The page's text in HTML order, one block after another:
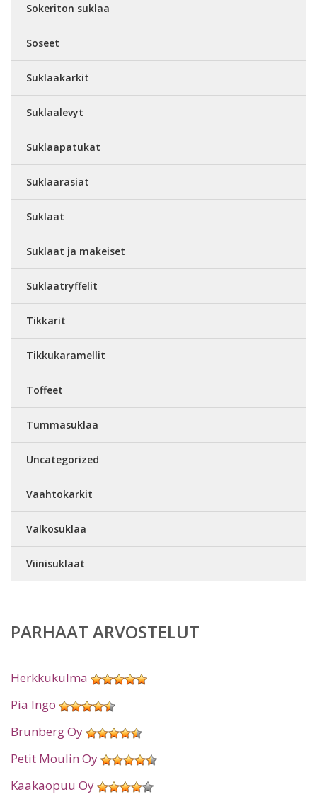
Sokeriton suklaa
Soseet
Suklaakarkit
Suklaalevyt
Suklaapatukat
Suklaarasiat
Suklaat
Suklaat ja makeiset
Suklaatryffelit
Tikkarit
Tikkukaramellit
Toffeet
Tummasuklaa
Uncategorized
Vaahtokarkit
Valkosuklaa
Viinisuklaat
PARHAAT ARVOSTELUT
Herkkukulma
Pia Ingo
Brunberg Oy
Petit Moulin Oy
Kaakaopuu Oy